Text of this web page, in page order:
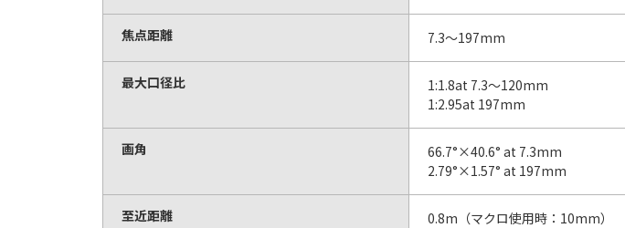
焦点距離 7.3～197mm
最大口径比
1:1.8at 7.3～120mm
1:2.95at 197mm
画角
66.7°×40.6° at 7.3mm
2.79°×1.57° at 197mm
至近距離 0.8m（マクロ使用時：10mm）